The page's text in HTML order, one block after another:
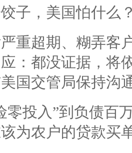
子，美国怕什么
重超期、糊弄客
：都没证据，将
国交管局保持沟
零投入”到负债百
为农户的贷款买